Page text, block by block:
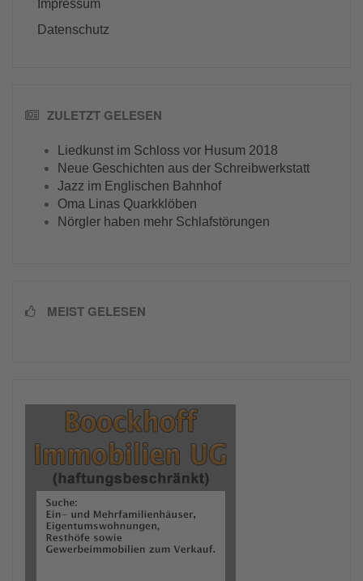
Impressum
Datenschutz
ZULETZT GELESEN
Liedkunst im Schloss vor Husum 2018
Neue Geschichten aus der Schreibwerkstatt
Jazz im Englischen Bahnhof
Oma Linas Quarkklöben
Nörgler haben mehr Schlafstörungen
MEIST GELESEN